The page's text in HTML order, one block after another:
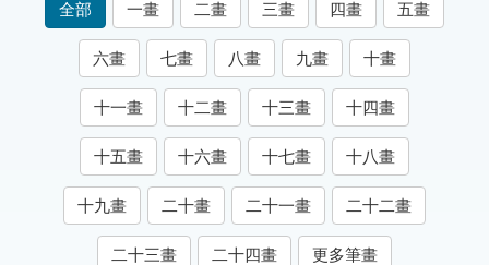
知識索引
單字索引
生命大百科索引
遊戲專區
教學應用
全部 一畫 二畫 三畫 四畫 五畫
六畫 七畫 八畫 九畫 十畫
十一畫 十二畫 十三畫 十四畫
十五畫 十六畫 十七畫 十八畫
十九畫 二十畫 二十一畫 二十二畫
二十三畫 二十四畫 更多筆畫